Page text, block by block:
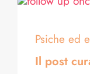
Psiche ed
Il post